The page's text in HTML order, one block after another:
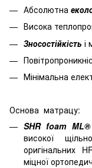
Абсолютна
Висока
Зносостійкість і
Мінімальна
Основа матрацу:
SHR foam ML®
високої
оригінальних
міцної